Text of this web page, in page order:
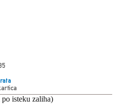
isteku zaliha)